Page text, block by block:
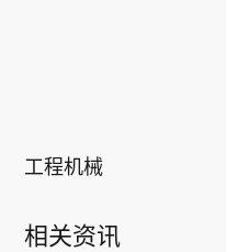
工程机械
相关资讯